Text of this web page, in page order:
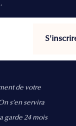
de votre
s’en servira
garde 24 mois